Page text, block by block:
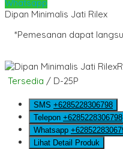
Whatsapp
Dipan Minimalis Jati Rilex
*Pemesanan dapat
Tersedia / D-25P
SMS +6285228306798
Telepon +6285228306798
Whatsapp
Lihat Detail Produk